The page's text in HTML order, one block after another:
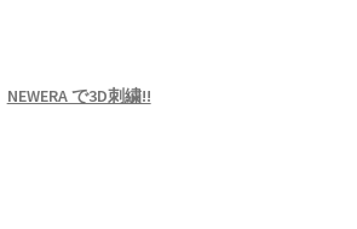
NEWERA で3D刺繍!!